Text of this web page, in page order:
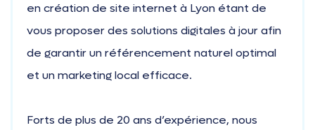
en création de site internet à Lyon étant de
vous proposer des solutions digitales à jour afin
de garantir un référencement naturel optimal
et un marketing local efficace.
Forts de plus de 20 ans d’expérience, nous